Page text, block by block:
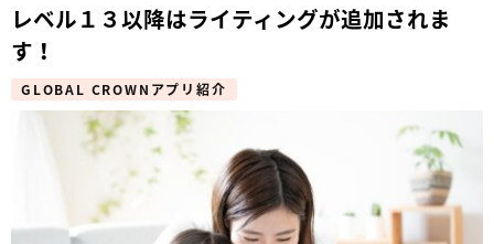
レベル１３以降はライティングが追加されま
す！
GLOBAL CROWNアプリ紹介